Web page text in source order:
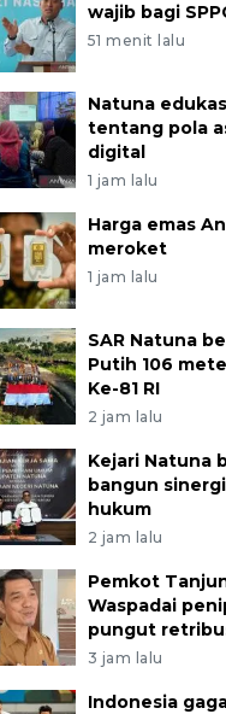
wajib bagi
51 menit lalu
Natuna
tentang pola
digital
1 jam lalu
Harga emas
meroket
1 jam lalu
SAR Natuna
Putih 106
Ke-81 RI
2 jam lalu
Kejari Natuna
bangun
hukum
2 jam lalu
Pemkot
Waspadai
pungut
3 jam lalu
Indonesia